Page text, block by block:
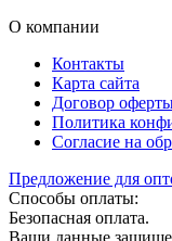
О компании
Контакты
Карта сайта
Договор
Политика
Согласие на
Предложение для
Способы оплаты:
Безопасная оплата.
Ваши данные